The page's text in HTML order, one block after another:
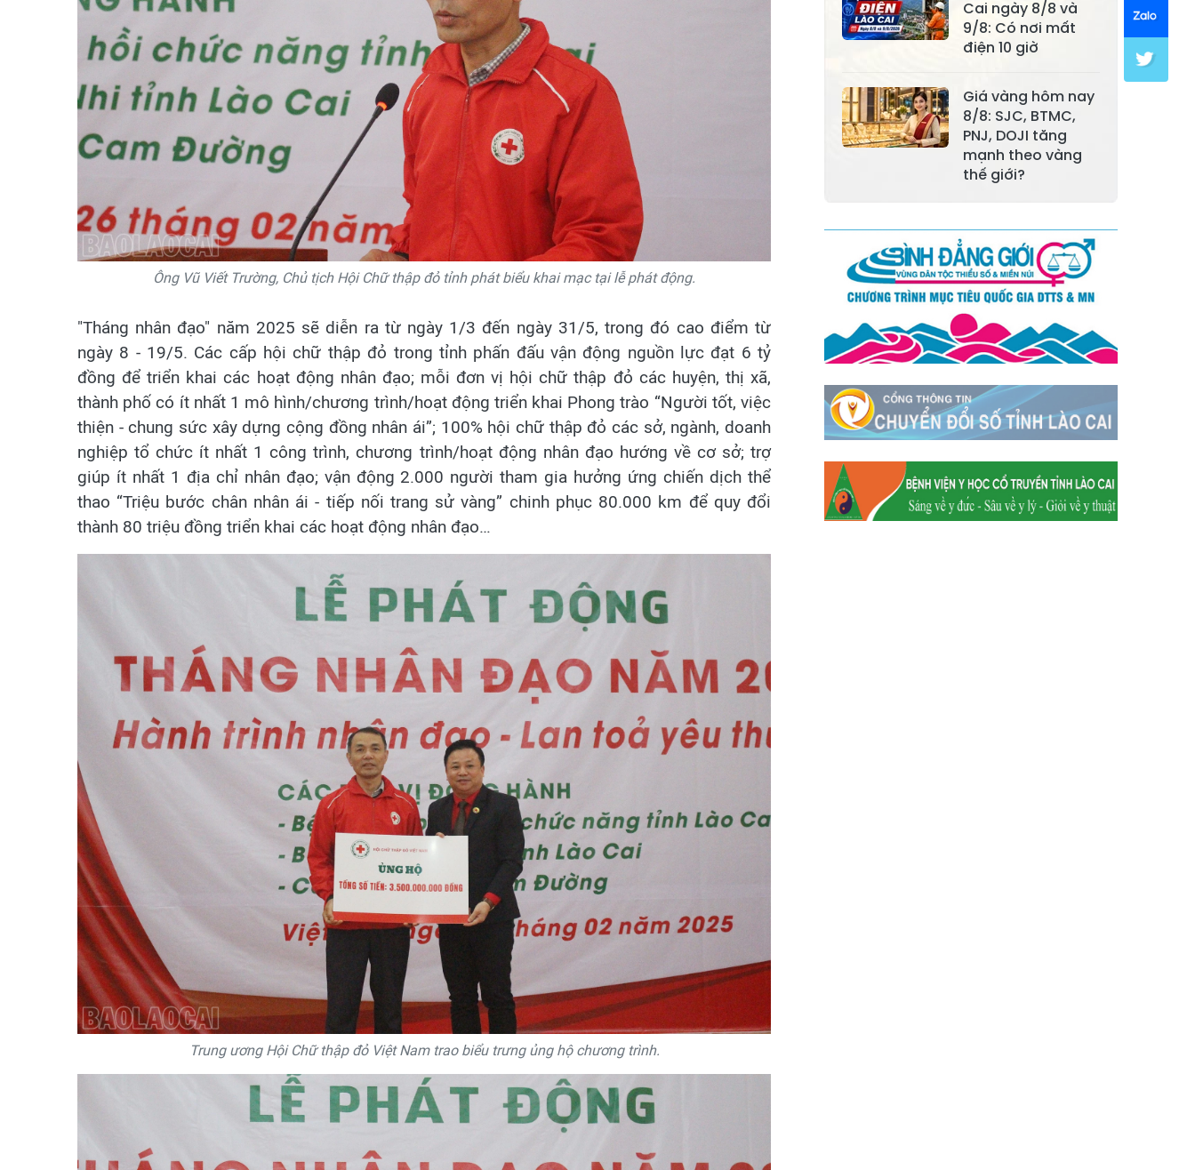
Ông Vũ Viết Trường, Chủ tịch Hội Chữ thập đỏ tỉnh phát biểu khai mạc tại lễ phát động.
"Tháng nhân đạo" năm 2025 sẽ diễn ra từ ngày 1/3 đến ngày 31/5, trong đó cao điểm từ
ngày 8 - 19/5. Các cấp hội chữ thập đỏ trong tỉnh phấn đấu vận động nguồn lực đạt 6 tỷ
đồng để triển khai các hoạt động nhân đạo; mỗi đơn vị hội chữ thập đỏ các huyện, thị xã,
thành phố có ít nhất 1 mô hình/chương trình/hoạt động triển khai Phong trào “Người tốt, việc
thiện - chung sức xây dựng cộng đồng nhân ái”; 100% hội chữ thập đỏ các sở, ngành, doanh
nghiệp tổ chức ít nhất 1 công trình, chương trình/hoạt động nhân đạo hướng về cơ sở; trợ
giúp ít nhất 1 địa chỉ nhân đạo; vận động 2.000 người tham gia hưởng ứng chiến dịch thể
thao “Triệu bước chân nhân ái - tiếp nối trang sử vàng” chinh phục 80.000 km để quy đổi
thành 80 triệu đồng triển khai các hoạt động nhân đạo…
Trung ương Hội Chữ thập đỏ Việt Nam trao biểu trưng ủng hộ chương trình.
Xã Mường Lai
Xã Cảm Nhân
Xã Yên Thành
Xã Thác Bà
Xã Trấn Yên
Xã Hưng
Khánh
Xã Việt Hồng
Xã Hợp Thành
Xã Phong Hải
Xã Xuân
Xã Bảo Thắng
Xã Tằng Loỏng
Xã Gia Phú
Xã Mường
Hum
Xã Dền Sáng
Xã Y Tý
Xã A Mú Sung
Xã Trịnh Tường
Xã Nậm Chày
Xã Bản Xèo
Xã Bát Xát
Cai ngày 8/8 và
9/8: Có nơi mất
điện 10 giờ
Giá vàng hôm nay
8/8: SJC, BTMC,
PNJ, DOJI tăng
mạnh theo vàng
thế giới?